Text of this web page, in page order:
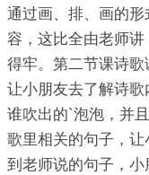
通过画、排、画的
容，这比全由老师
得牢。第二节课诗
让小朋友去了解诗
谁吹出的`泡泡，并
歌里相关的句子，
到老师说的句子，